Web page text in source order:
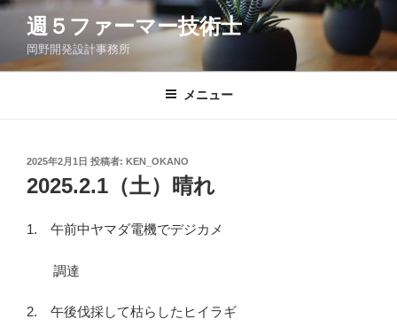
コ
ン
週５ファーマー技術士
岡野開発設計事務所
メニュー
投
稿
日:
2025年2月1日 投稿者: KEN_OKANO
2025.2.1（土）晴れ
1. 午前中ヤマダ電機でデジカメ
調達
2. 午後伐採して枯らしたヒイラギ